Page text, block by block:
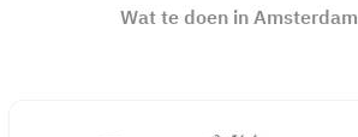
Wat te doen in Amsterdam